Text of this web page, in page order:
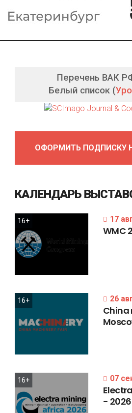
Перечень ВАК
Белый список (
ОФОРМИТЬ ПОДПИСКУ
КАЛЕНДАРЬ
16+ 17
WMC
16+ 26
China
16+ 07
Electra
- 2026